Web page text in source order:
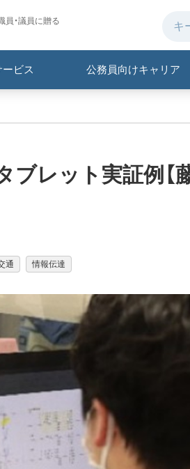
員・議員に贈る
ビス 公務員向けキャリア
ブレット実証例【
通 情報伝達